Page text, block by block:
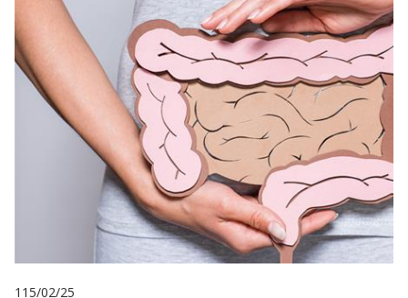
115/02/25